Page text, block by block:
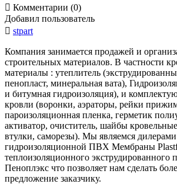
 Комментарии (0)
Добавил пользователь
 stpart
Компания занимается продажей и
строительных материалов. В частности
материалы : утеплитель
пенопласт, минеральная вата),
и битумная гидроизоляция), и
кровли (воронки, аэраторы, рейки
пароизоляционная пленка, герметик
активатор, очиститель, шайбы
втулки, саморезы). Мы являемся дилерами
гидроизоляционной ПВХ Мембраны
теплоизоляционного экструдированного
Пеноплэкс что позволяет нам сделать
предложение заказчику.